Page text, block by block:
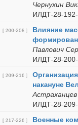
Чернухин
ИЛДТ-28-
[ 200-208 ]
Влияние
Павлович
ИЛДТ-28-
[ 209-216 ]
накануне
ИЛДТ-28-
[ 217-226 ]
Военные